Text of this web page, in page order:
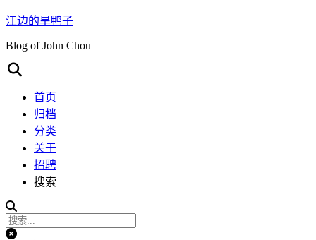
江边的旱鸭子
Blog of John Chou
首页
归档
分类
关于
招聘
搜索